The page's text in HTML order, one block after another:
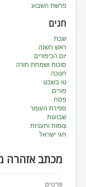
פרשת השבוע
חגים
שבת
ראש השנה
יום הכיפורים
סוכות ושמחת תורה
חנוכה
טו בשבט
פורים
פסח
ספירת העומר
שבועות
צומות ותעניות
חגי ישראל
מכתב אזהרה
פרטים